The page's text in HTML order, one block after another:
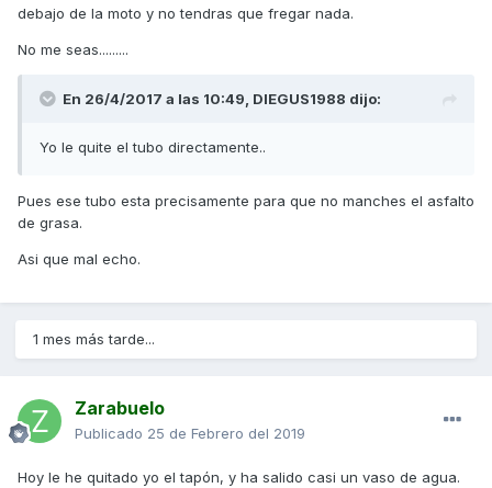
debajo de la moto y no tendras que fregar nada.
No me seas.........
En 26/4/2017 a las 10:49, DIEGUS1988 dijo:
Yo le quite el tubo directamente..
Pues ese tubo esta precisamente para que no manches el asfalto
de grasa.
Asi que mal echo.
1 mes más tarde...
Zarabuelo
Publicado 25 de Febrero del 2019
Hoy le he quitado yo el tapón, y ha salido casi un vaso de agua.